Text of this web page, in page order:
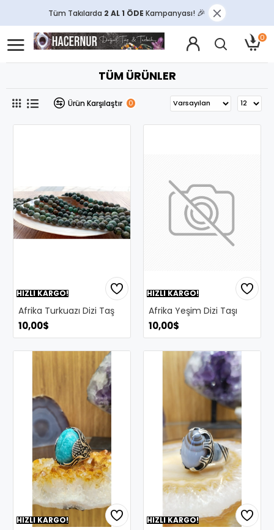
Tüm Takılarda 2 AL 1 ÖDE Kampanyası! 🎉
0
TÜM ÜRÜNLER
Ürün Karşılaştır 0
HIZLI KARGO!
Afrika Turkuazı Dizi Taş
10,00$
HIZLI KARGO!
Afrika Yeşim Dizi Taşı
10,00$
HIZLI KARGO! HIZLI KARGO!